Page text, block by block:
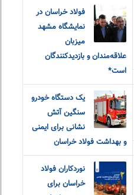
فولاد خراسان در
نمایشگاه مشهد
میزبان
علاقه‌مندان و‌ بازدیدکنندگان
است*
یک دستگاه خودرو
سنگین آتش
نشانی برای ایمنی
و بهداشت فولاد خراسان
نوردکاران فولاد
خراسان برای